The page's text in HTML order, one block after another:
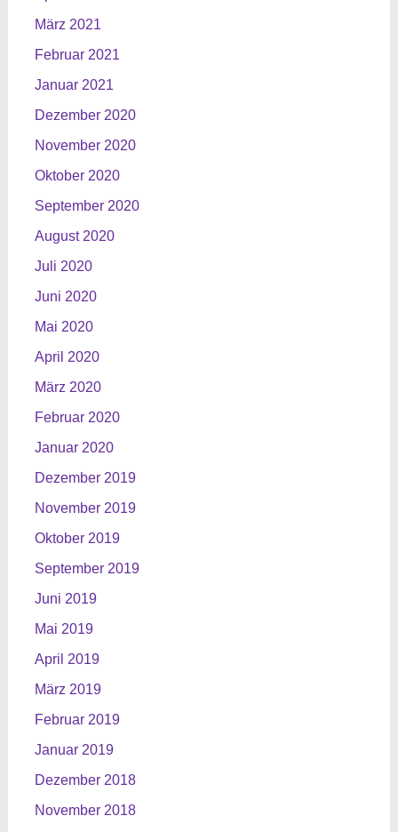
März 2021
Februar 2021
Januar 2021
Dezember 2020
November 2020
Oktober 2020
September 2020
August 2020
Juli 2020
Juni 2020
Mai 2020
April 2020
März 2020
Februar 2020
Januar 2020
Dezember 2019
November 2019
Oktober 2019
September 2019
Juni 2019
Mai 2019
April 2019
März 2019
Februar 2019
Januar 2019
Dezember 2018
November 2018